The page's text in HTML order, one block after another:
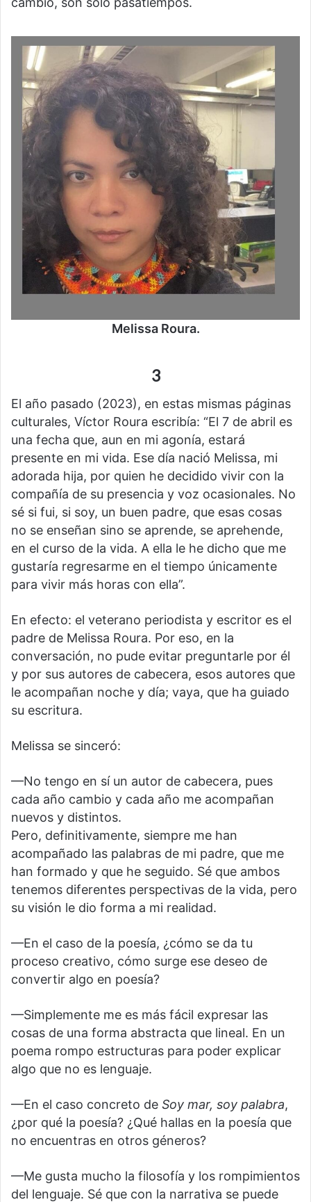
Melissa Roura.
3
El año pasado (2023), en estas mismas páginas
culturales, Víctor Roura escribía: “El 7 de abril es
una fecha que, aun en mi agonía, estará
presente en mi vida. Ese día nació Melissa, mi
adorada hija, por quien he decidido vivir con la
compañía de su presencia y voz ocasionales. No
sé si fui, si soy, un buen padre, que esas cosas
no se enseñan sino se aprende, se aprehende,
en el curso de la vida. A ella le he dicho que me
gustaría regresarme en el tiempo únicamente
para vivir más horas con ella”.
En efecto: el veterano periodista y escritor es el
padre de Melissa Roura. Por eso, en la
conversación, no pude evitar preguntarle por él
y por sus autores de cabecera, esos autores que
le acompañan noche y día; vaya, que ha guiado
su escritura.
Melissa se sinceró:
—No tengo en sí un autor de cabecera, pues
cada año cambio y cada año me acompañan
nuevos y distintos.
Pero, definitivamente, siempre me han
acompañado las palabras de mi padre, que me
han formado y que he seguido. Sé que ambos
tenemos diferentes perspectivas de la vida, pero
su visión le dio forma a mi realidad.
—En el caso de la poesía, ¿cómo se da tu
proceso creativo, cómo surge ese deseo de
convertir algo en poesía?
—Simplemente me es más fácil expresar las
cosas de una forma abstracta que lineal. En un
poema rompo estructuras para poder explicar
algo que no es lenguaje.
—En el caso concreto de Soy mar, soy palabra,
¿por qué la poesía? ¿Qué hallas en la poesía que
no encuentras en otros géneros?
—Me gusta mucho la filosofía y los rompimientos
del lenguaje. Sé que con la narrativa se puede